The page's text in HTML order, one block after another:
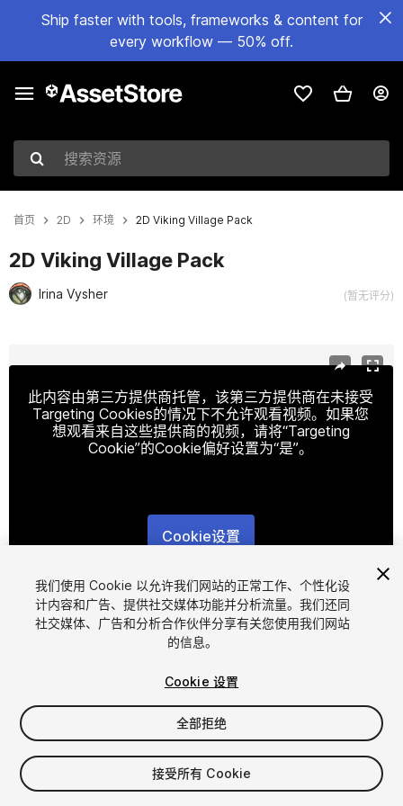
Ship faster with tools, frameworks & content for
every workflow — 50% off.
搜索资源
首页 2D 环境 2D Viking Village Pack
2D Viking Village Pack
Irina Vysher (暂无评分)
此内容由第三方提供商托管，该第三方提供商在未接受
Targeting Cookies的情况下不允许观看视频。如果您
想观看来自这些提供商的视频，请将“Targeting
Cookie”的Cookie偏好设置为“是”。
Cookie设置
1/11
$5
增值税将在结算时计算
我们使用 Cookie 以允许我们网站的正常工作、个性化设
计内容和广告、提供社交媒体功能并分析流量。我们还同
社交媒体、广告和分析合作伙伴分享有关您使用我们网站
的信息。
Cookie 设置
全部拒绝
接受所有 Cookie